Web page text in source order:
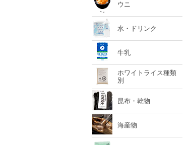
ウニ
水・ドリンク
牛乳
ホワイトライス種類
別
昆布・乾物
海産物